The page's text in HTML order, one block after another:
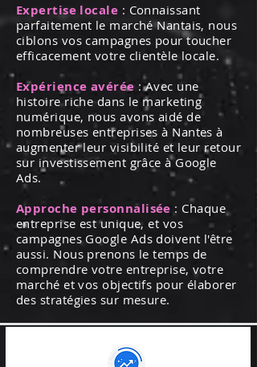
Expertise locale : Connaissant
parfaitement le marché Nantais, nous
ciblons vos campagnes pour toucher
efficacement votre clientèle locale.
Expérience avérée : Avec une
histoire riche dans le marketing
numérique, nous avons aidé de
nombreuses entreprises à Nantes à
augmenter leur visibilité et leur retour
sur investissement grâce à Google
Ads.
Approche personnalisée : Chaque
entreprise est unique, et vos
campagnes Google Ads doivent l'être
aussi. Nous prenons le temps de
comprendre votre entreprise, votre
marché et vos objectifs pour élaborer
des stratégies sur mesure.